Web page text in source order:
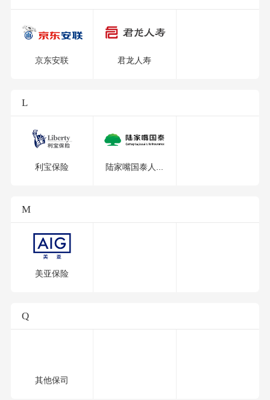
京东安联 君龙人寿
L
利宝保险 陆家嘴国泰人...
M
美亚保险
Q
其他保司